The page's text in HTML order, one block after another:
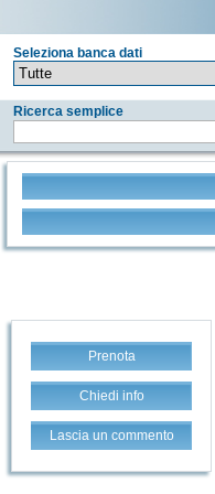
Seleziona banca dati
Ricerca semplice
Prenota
Chiedi info
Lascia un commento